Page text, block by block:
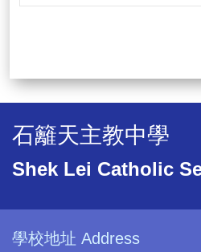
石籬天主教中學
Shek Lei Catholic
學校地址 Address